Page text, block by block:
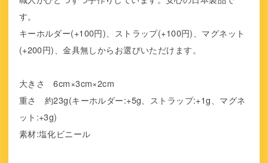
す。
キーホルダー(+100円)、ストラップ(+100円)、マグネット
(+200円)、金具無しからお選びいただけます。
大きさ 6cm×3cm×2cm
重さ 約23g(キーホルダー:+5g、ストラップ:+1g、マグネ
ット:+3g)
素材:塩化ビニール